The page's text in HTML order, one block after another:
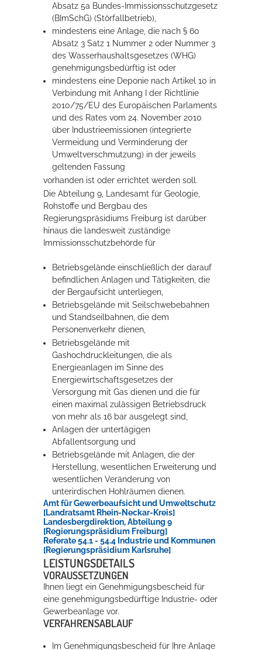
Absatz 5a Bundes-Immissionsschutzgesetz
(BImSchG) (Störfallbetrieb),
mindestens eine Anlage, die nach § 60
Absatz 3 Satz 1 Nummer 2 oder Nummer 3
des Wasserhaushaltsgesetzes (WHG)
genehmigungsbedürftig ist oder
mindestens eine Deponie nach Artikel 10 in
Verbindung mit Anhang I der Richtlinie
2010/75/EU des Europäischen Parlaments
und des Rates vom 24. November 2010
über Industrieemissionen (integrierte
Vermeidung und Verminderung der
Umweltverschmutzung) in der jeweils
geltenden Fassung
vorhanden ist oder errichtet werden soll.
Die Abteilung 9, Landesamt für Geologie,
Rohstoffe und Bergbau des
Regierungspräsidiums Freiburg ist darüber
hinaus die landesweit zuständige
Immissionsschutzbehörde für
Betriebsgelände einschließlich der darauf
befindlichen Anlagen und Tätigkeiten, die
der Bergaufsicht unterliegen,
Betriebsgelände mit Seilschwebebahnen
und Standseilbahnen, die dem
Personenverkehr dienen,
Betriebsgelände mit
Gashochdruckleitungen, die als
Energieanlagen im Sinne des
Energiewirtschaftsgesetzes der
Versorgung mit Gas dienen und die für
einen maximal zulässigen Betriebsdruck
von mehr als 16 bar ausgelegt sind,
Anlagen der untertägigen
Abfallentsorgung und
Betriebsgelände mit Anlagen, die der
Herstellung, wesentlichen Erweiterung und
wesentlichen Veränderung von
unterirdischen Hohlräumen dienen.
Amt für Gewerbeaufsicht und Umweltschutz
[Landratsamt Rhein-Neckar-Kreis]
Landesbergdirektion, Abteilung 9
[Regierungspräsidium Freiburg]
Referate 54.1 - 54.4 Industrie und Kommunen
[Regierungspräsidium Karlsruhe]
LEISTUNGSDETAILS
VORAUSSETZUNGEN
Ihnen liegt ein Genehmigungsbescheid für
eine genehmigungsbedürftige Industrie- oder
Gewerbeanlage vor.
VERFAHRENSABLAUF
Im Genehmigungsbescheid für Ihre Anlage